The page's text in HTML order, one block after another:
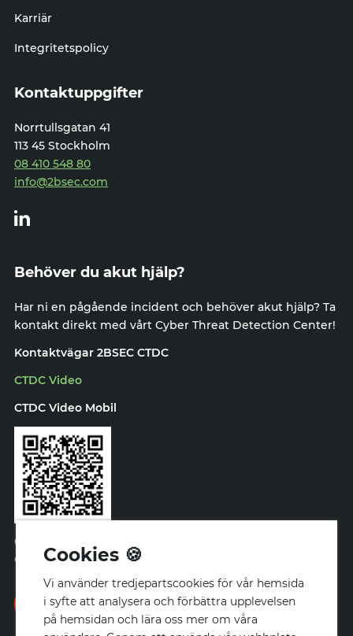
Karriär
Integritetspolicy
Kontaktuppgifter
Norrtullsgatan 41
113 45 Stockholm
08 410 548 80
info@2bsec.com
linkedin
Behöver du akut hjälp?
Har ni en pågående incident och behöver akut hjälp? Ta
kontakt direkt med vårt Cyber Threat Detection Center!
Kontaktvägar 2BSEC CTDC
CTDC Video
CTDC Video Mobil
08 – 410 548 81
CTDC@2bsec.com
Akut assistans
Cookies 🍪
Vi använder tredjepartscookies för vår hemsida
i syfte att analysera och förbättra upplevelsen
på hemsidan och lära oss mer om våra